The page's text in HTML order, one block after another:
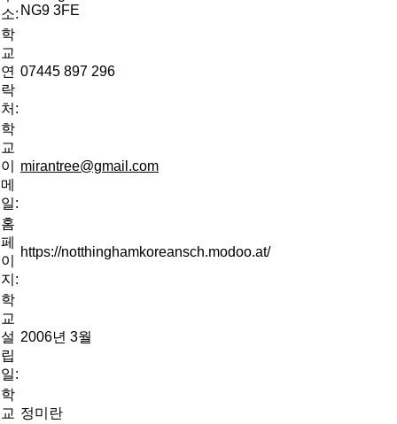
소: NG9 3FE
학
교
연
락
처:
07445 897 296
학
교
이
메
일:
mirantree@gmail.com
홈
페
이
지:
https://notthinghamkoreansch.modoo.at/
학
교
설
립
일:
2006년 3월
학
교 정미란